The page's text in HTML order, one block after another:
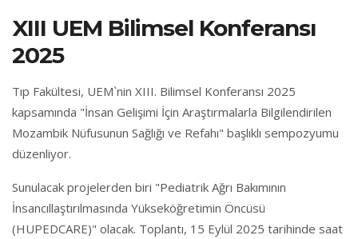
XIII UEM Bilimsel Konferansı
2025
Tıp Fakültesi, UEM`nin XIII. Bilimsel Konferansı 2025
kapsamında "İnsan Gelişimi İçin Araştırmalarla Bilgilendirilen
Mozambik Nüfusunun Sağlığı ve Refahı" başlıklı sempozyumu
düzenliyor.
Sunulacak projelerden biri "Pediatrik Ağrı Bakımının
İnsancıllaştırılmasında Yükseköğretimin Öncüsü
(HUPEDCARE)" olacak. Toplantı, 15 Eylül 2025 tarihinde saat